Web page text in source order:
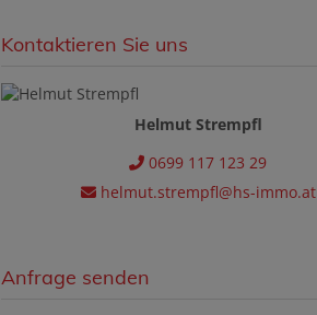
Kontaktieren Sie uns
Helmut Strempfl
0699 117 123 29
helmut.strempfl@hs-immo.at
Anfrage senden